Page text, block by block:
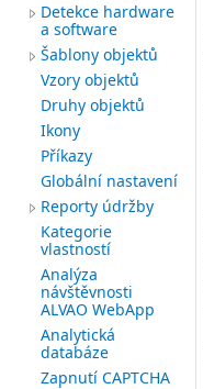
Detekce hardware
a software
Šablony objektů
Vzory objektů
Druhy objektů
Ikony
Příkazy
Globální nastavení
Reporty údržby
Kategorie
vlastností
Analýza
návštěvnosti
ALVAO WebApp
Analytická
databáze
Zapnutí CAPTCHA